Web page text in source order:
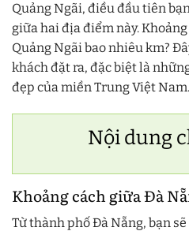
Quảng Ngãi, điều đầu tiên
giữa hai địa điểm này.
Quảng Ngãi bao nhiêu km?
khách đặt ra, đặc biệt là
đẹp của miền Trung Việt Nam.
Nội dung
Khoảng cách giữa Đà
Từ thành phố Đà Nẵng, bạn